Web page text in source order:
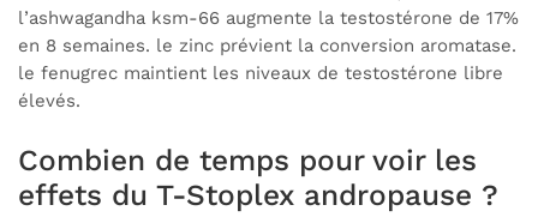
l’ashwagandha ksm-66 augmente la testostérone de 17%
en 8 semaines. le zinc prévient la conversion aromatase.
le fenugrec maintient les niveaux de testostérone libre
élevés.
Combien de temps pour voir les
effets du T-Stoplex andropause ?